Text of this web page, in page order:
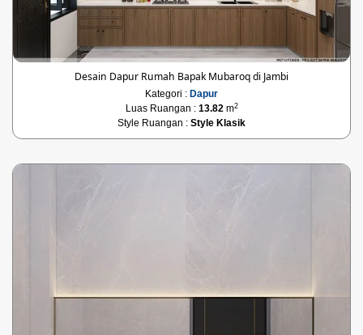
Desain Dapur Rumah Bapak Mubaroq di Jambi
Kategori : Dapur
Luas Ruangan : 13.82m2
Style Ruangan : Style Klasik